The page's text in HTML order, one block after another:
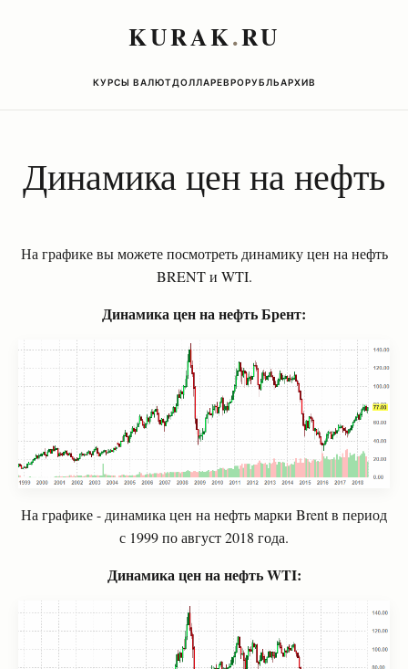
KURAK.RU
КУРСЫ ВАЛЮТДОЛЛАРЕВРОРУБЛЬАРХИВ
Динамика цен на нефть
На графике вы можете посмотреть динамику цен на нефть
BRENTи WTI.
Динамика цен на нефть Брент:
На графике - динамика цен на нефть марки Brentв период
с 1999 по август 2018 года.
Динамика цен на нефтьWTI: